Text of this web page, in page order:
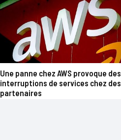
Une panne chez AWS provoque des
interruptions de services chez des
partenaires